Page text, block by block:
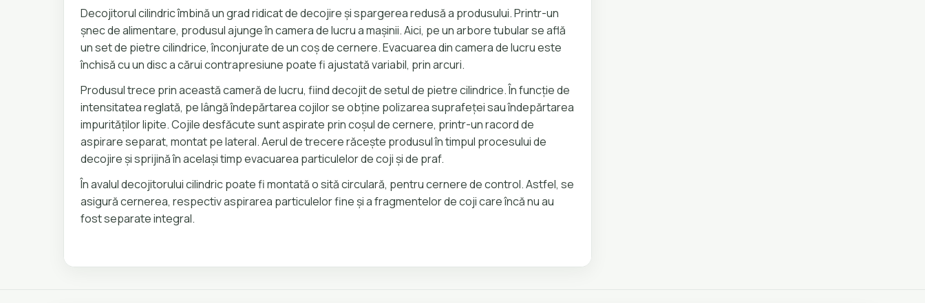
Decojitorul cilindric îmbină un grad ridicat de decojire și spargerea redusă a produsului. Printr-un
șnec de alimentare, produsul ajunge în camera de lucru a mașinii. Aici, pe un arbore tubular se află
un set de pietre cilindrice, înconjurate de un coș de cernere. Evacuarea din camera de lucru este
închisă cu un disc a cărui contrapresiune poate fi ajustată variabil, prin arcuri.
Produsul trece prin această cameră de lucru, fiind decojit de setul de pietre cilindrice. În funcție de
intensitatea reglată, pe lângă îndepărtarea cojilor se obține polizarea suprafeței sau îndepărtarea
impurităților lipite. Cojile desfăcute sunt aspirate prin coșul de cernere, printr-un racord de
aspirare separat, montat pe lateral. Aerul de trecere răcește produsul în timpul procesului de
decojire și sprijină în același timp evacuarea particulelor de coji și de praf.
În avalul decojitorului cilindric poate fi montată o sită circulară, pentru cernere de control. Astfel, se
asigură cernerea, respectiv aspirarea particulelor fine și a fragmentelor de coji care încă nu au
fost separate integral.